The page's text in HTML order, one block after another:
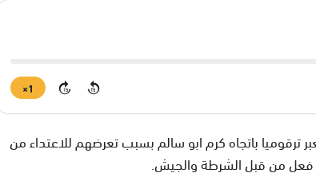
15
15
1×
باتجاه كرم ابو سالم بسبب تعرضهم للاعتداء من
فعل من قبل الشرطة والجيش.